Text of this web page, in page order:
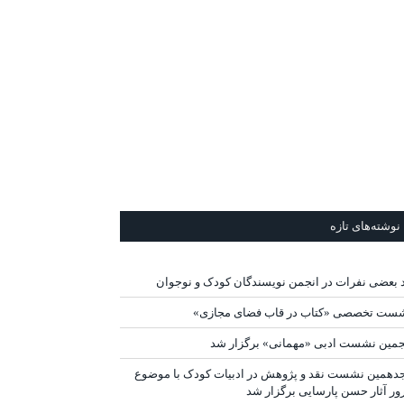
نوشته‌های تازه
بعضی نفرات در انجمن نویسندگان کودک و نوجوان
تخصصی «کتاب در قاب فضای مجازی»
نشست ادبی «مهمانی» برگزار شد
نشست نقد و پژوهش در ادبیات کودک با موضوع
آثار حسن پارسایی برگزار شد